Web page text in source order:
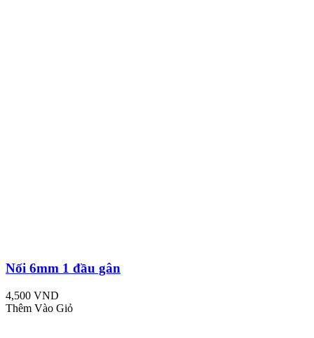
Nối 6mm 1 đầu gân
4,500 VND
Thêm Vào Giỏ